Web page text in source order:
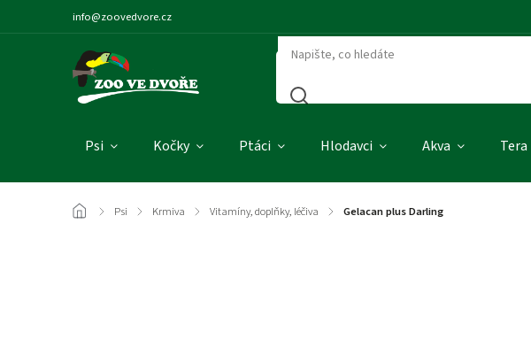
info@zoovedvore.cz
Psi Kočky Ptáci Hlodavci Akva Tera
/ Psi / Krmiva / Vitamíny, doplňky, léčiva / Gelacan plus Darling